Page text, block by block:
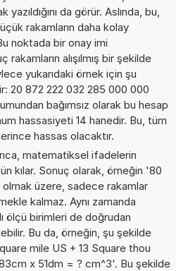
da görür. Aslında, bu,
rakamların daha kolay
noktada bir onay imi
alışılmış bir şekilde
yukarıdaki örnek için şu
20 872 222 032 285 000 000
bağımsız olarak bu hesap
hassasiyeti 14 hanedir. Bu, tüm
hassas olacaktır.
matematiksel ifadelerin
kılar. Sonuç olarak, örneğin '80
üzere, sadece rakamlar
kalmaz. Aynı zamanda
ölçü birimleri de doğrudan
Bu da, örneğin, şu şekilde
mile US + 13 Square thou
x 51dm = ? cm^3'. Bu şekilde